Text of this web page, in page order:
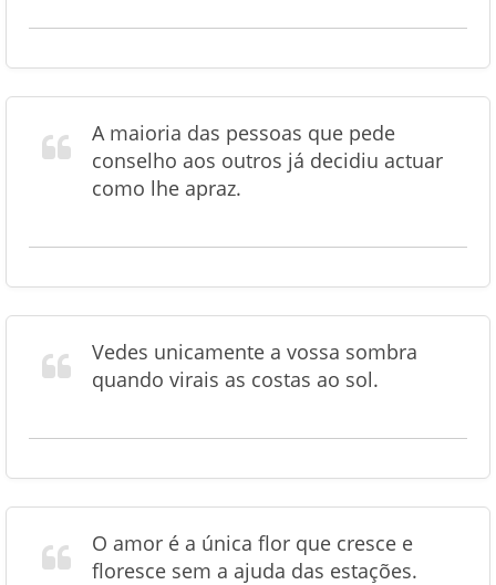
A maioria das pessoas que pede
conselho aos outros já decidiu actuar
como lhe apraz.
Vedes unicamente a vossa sombra
quando virais as costas ao sol.
O amor é a única flor que cresce e
floresce sem a ajuda das estações.